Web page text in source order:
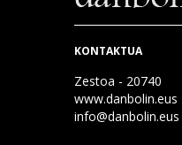
KONTAKTUA
Zestoa - 20740
www.danbolin.eus
info@danbolin.eus